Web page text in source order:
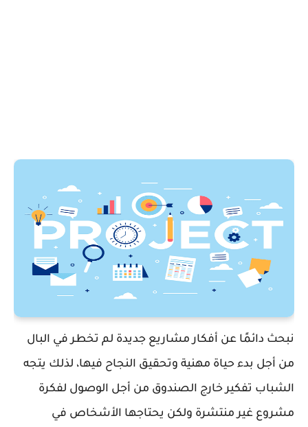
نبحث دائمًا عن أفكار مشاريع جديدة لم تخطر في البال
من أجل بدء حياة مهنية وتحقيق النجاح فيها، لذلك يتجه
الشباب تفكير خارج الصندوق من أجل الوصول لفكرة
مشروع غير منتشرة ولكن يحتاجها الأشخاص في